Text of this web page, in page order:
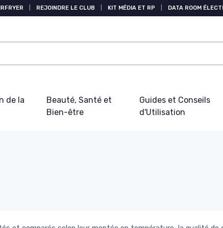
REJOINDRE LE CLUB KIT MÉDIA ET RP DATA ROOM
de la
Beauté, Santé et
Bien-être
Guides et Conseils
d'Utilisation